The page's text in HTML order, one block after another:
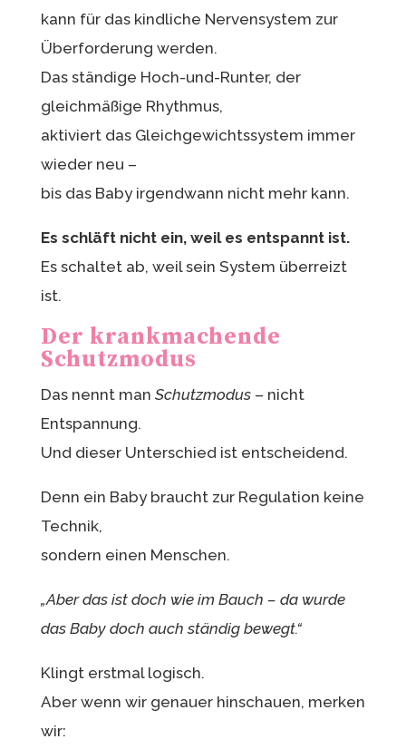
kann für das kindliche Nervensystem zur
Überforderung werden.
Das ständige Hoch-und-Runter, der
gleichmäßige Rhythmus,
aktiviert das Gleichgewichtssystem immer
wieder neu –
bis das Baby irgendwann nicht mehr kann.
Es schläft nicht ein, weil es entspannt ist.
Es schaltet ab, weil sein System überreizt
ist.
Der krankmachende
Schutzmodus
Das nennt man Schutzmodus– nicht
Entspannung.
Und dieser Unterschied ist entscheidend.
Denn ein Baby braucht zur Regulation keine
Technik,
sondern einen Menschen.
„Aber das ist doch wie im Bauch – da wurde
das Baby doch auch ständig bewegt.“
Klingt erstmal logisch.
Aber wenn wir genauer hinschauen, merken
wir: